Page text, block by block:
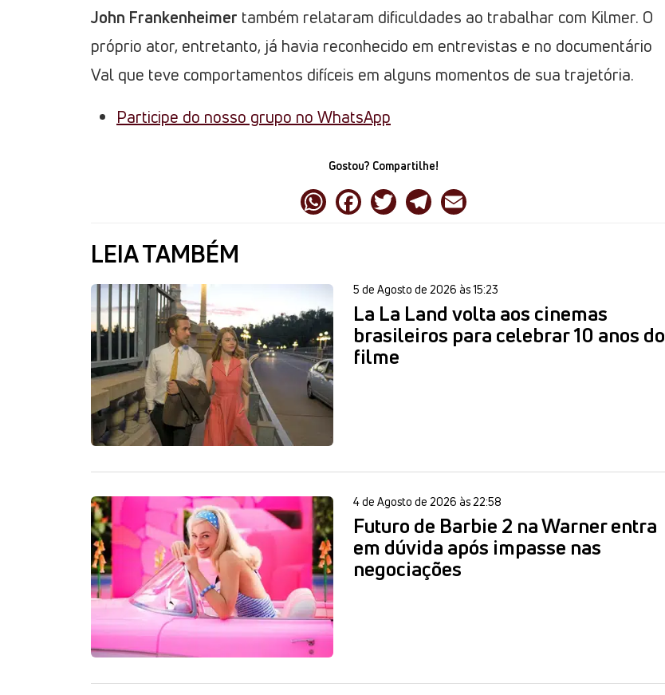
John Frankenheimer também relataram dificuldades ao trabalhar com Kilmer. O
próprio ator, entretanto, já havia reconhecido em entrevistas e no documentário
Val que teve comportamentos difíceis em alguns momentos de sua trajetória.
Participe do nosso grupo no WhatsApp
Gostou? Compartilhe!
LEIA TAMBÉM
5 de Agosto de 2026 às 15:23
La La Land volta aos cinemas
brasileiros para celebrar 10 anos do
filme
4 de Agosto de 2026 às 22:58
Futuro de Barbie 2 na Warner entra
em dúvida após impasse nas
negociações